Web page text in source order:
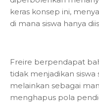
keras konsep ini,
di mana siswa hanya
Freire berpendapat
tidak menjadikan
melainkan sebagai
menghapus pola